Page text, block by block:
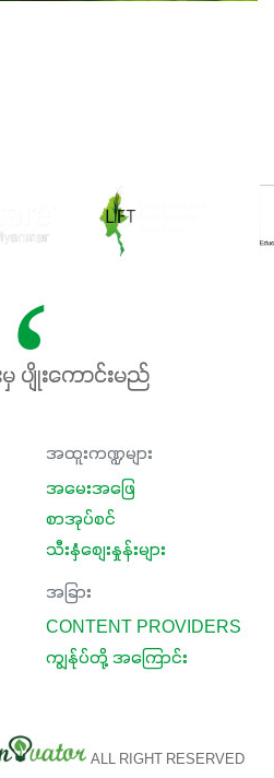
မှ ပျိုးကောင်းမည်
အထူးကဏ္ဍများ
အမေးအဖြေ
စာအုပ်စင်
သီးနှံစျေးနှုန်းများ
အခြား
CONTENT PROVIDERS
ကျွန်ုပ်တို့ အကြောင်း
ALL RIGHT RESERVED